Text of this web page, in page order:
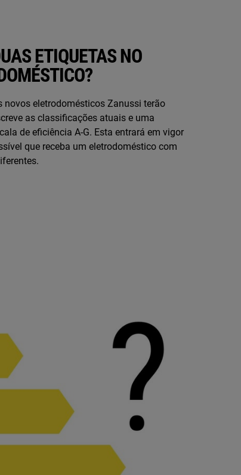
ETIQUETAS NO
novos eletrodomésticos Zanussi terão
as classificações atuais e uma
de eficiência A-G. Esta entrará em vigor
que receba um eletrodoméstico com